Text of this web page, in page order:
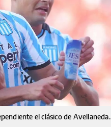
el clásico de Avellaneda.